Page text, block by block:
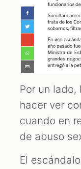
Por un
hacer ver
cuando en
de abuso
El